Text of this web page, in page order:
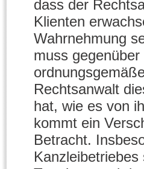
dass der
Klienten
Wahrnehmung
muss
Rechtsanwalt
hat, wie es von
kommt ein
Betracht.